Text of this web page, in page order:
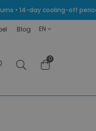
• 14-day cooling-off
Blog EN
0